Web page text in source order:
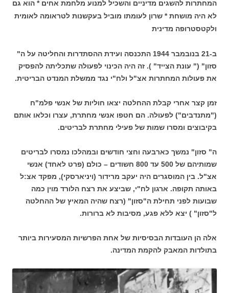
המחתרות להשגים מדיניים והשכיל למנוע מלחמת אחים * הוא גם
לא היה מושחת * שרון לעומתו מוביל בעקשנות לטראומה לאומית
ולקטסטרופה מדינית
ב-21 בנובמבר 1944 התכנסה ועידת ההסתדרות והחליטה על ה"
סזון" (" עונת הצייד" ). זה היה הכינוי לפעולה שתכליתה להפסיק
את פעולות המחתרות אצ"ל ולח"י נגד ממשלת המנדט הבריטית.
זמן קצר אחרי קבלת ההחלטה יצאו חוליות של אנשי פלמ"ח
("מתנדבים") לפעולה. הם חטפו אנשי מחתרת, עצרו וכלאו אותם
בקיבוצים ומסרו שמות של פעילי מחתרת לבריטים.
ה" סזון" נמשך כארבעה וחצי חודשים ובמהלכו נמסרו לבריטים
שמותיהם של 500 עד 800 חשודים – כולם (פרט לאחד) אנשי
אצ"ל. בין המוסגרים היה יעקב מרידור (ויניארסקי), מפקד אצ:ל
באותה תקופה. ארגון לח"י, שביצע את רצח הלורד מוין כמה
שבועות לפני תחילת ה"סזון" (רצח שהיה המאיץ של ההחלטה
ל"סזון" ) יצא ללא פגע, מסיבות לא ברורות.
אלה הן העובדות הבסיסיות של אחת הפרשיות המסעירות ביותר
בתולדות המאבק להקמת המדינה.